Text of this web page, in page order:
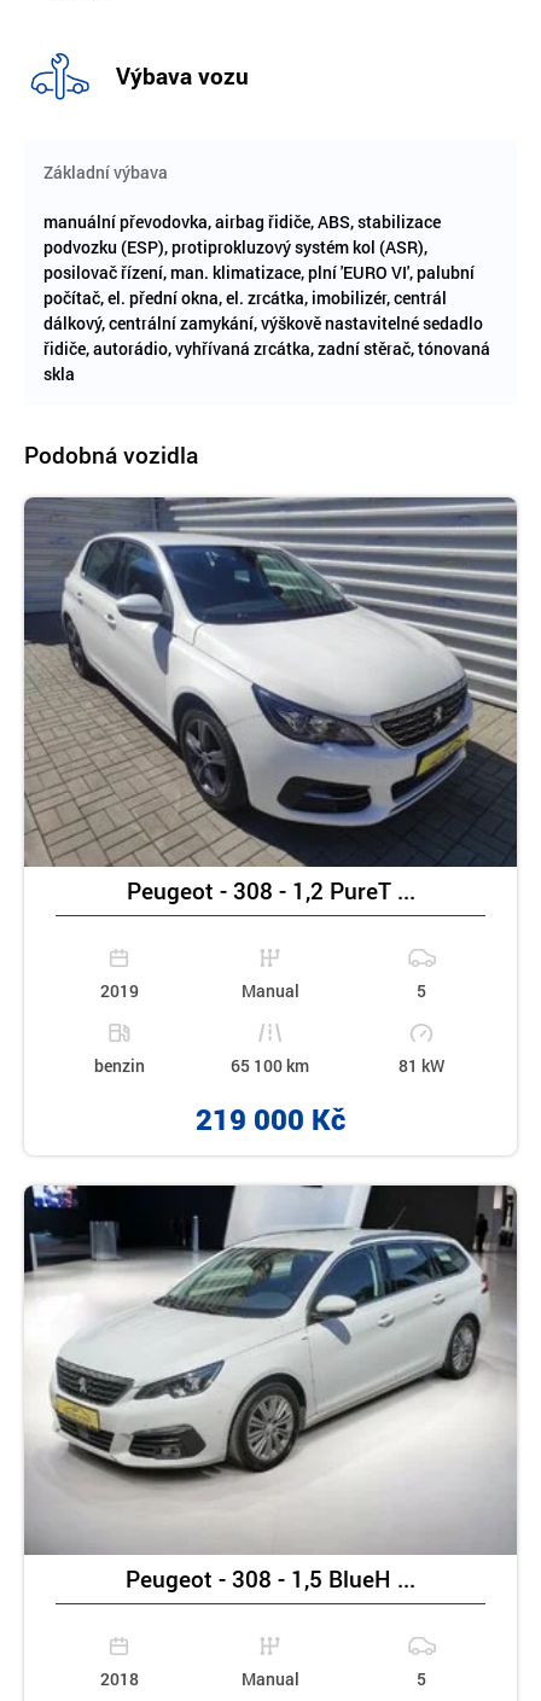
Výbava vozu
Základní výbava
manuální převodovka, airbag řidiče, ABS, stabilizace
podvozku (ESP), protiprokluzový systém kol (ASR),
posilovač řízení, man. klimatizace, plní 'EURO VI', palubní
počítač, el. přední okna, el. zrcátka, imobilizér, centrál
dálkový, centrální zamykání, výškově nastavitelné sedadlo
řidiče, autorádio, vyhřívaná zrcátka, zadní stěrač, tónovaná
skla
Podobná vozidla
Peugeot - 308 - 1,2 PureT ...
2019 Manual 5
benzin 65 100 km 81 kW
219 000 Kč
Peugeot - 308 - 1,5 BlueH ...
2018 Manual 5